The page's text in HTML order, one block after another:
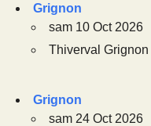
Grignon
sam 10 Oct 2026
Thiverval Grignon
Grignon
sam 24 Oct 2026